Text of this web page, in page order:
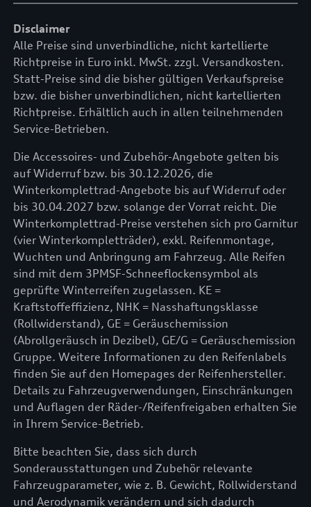
Disclaimer
Alle Preise sind unverbindliche, nicht kartellierte
Richtpreise in Euro inkl. MwSt. zzgl. Versandkosten.
Statt-Preise sind die bisher gültigen Verkaufspreise
bzw. die bisher unverbindlichen, nicht kartellierten
Richtpreise. Erhältlich auch in allen teilnehmenden
Service-Betrieben.
Die Accessoires- und Zubehör-Angebote gelten bis
auf Widerruf bzw. bis 30.12.2026, die
Winterkomplettrad-Angebote bis auf Widerruf oder
bis 30.04.2027 bzw. solange der Vorrat reicht. Die
Winterkomplettrad-Preise verstehen sich pro Garnitur
(vier Winterkompletträder), exkl. Reifenmontage,
Wuchten und Anbringung am Fahrzeug. Alle Reifen
sind mit dem 3PMSF-Schneeflockensymbol als
geprüfte Winterreifen zugelassen. KE =
Kraftstoffeffizienz, NHK = Nasshaftungsklasse
(Rollwiderstand), GE = Geräuschemission
(Abrollgeräusch in Dezibel), GE/G = Geräuschemission
Gruppe. Weitere Informationen zu den Reifenlabels
finden Sie auf den Homepages der Reifenhersteller.
Details zu Fahrzeugverwendungen, Einschränkungen
und Auflagen der Räder-/Reifenfreigaben erhalten Sie
in Ihrem Service-Betrieb.
Bitte beachten Sie, dass sich durch
Sonderausstattungen und Zubehör relevante
Fahrzeugparameter, wie z. B. Gewicht, Rollwiderstand
und Aerodynamik verändern und sich dadurch